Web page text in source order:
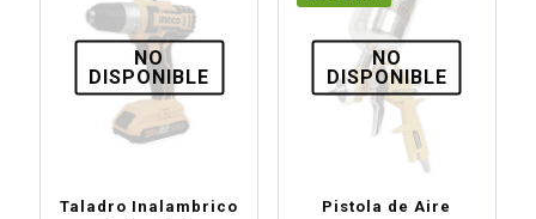
NO
DISPONIBLE
Taladro Inalambrico
NO
DISPONIBLE
Pistola de Aire